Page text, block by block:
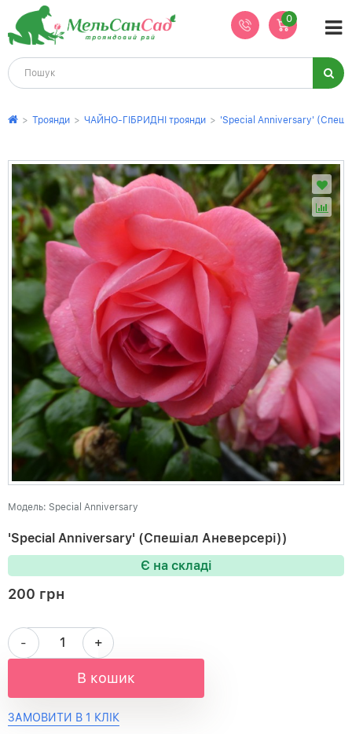
0
> Троянди > ЧАЙНО-ГІБРИДНІ троянди > 'Special Anniversary'
Модель: Special Anniversary
'Special Anniversary' (Спешіал Аневерсері))
Є на складі
200 грн
В кошик
ЗАМОВИТИ В 1 КЛІК
- +